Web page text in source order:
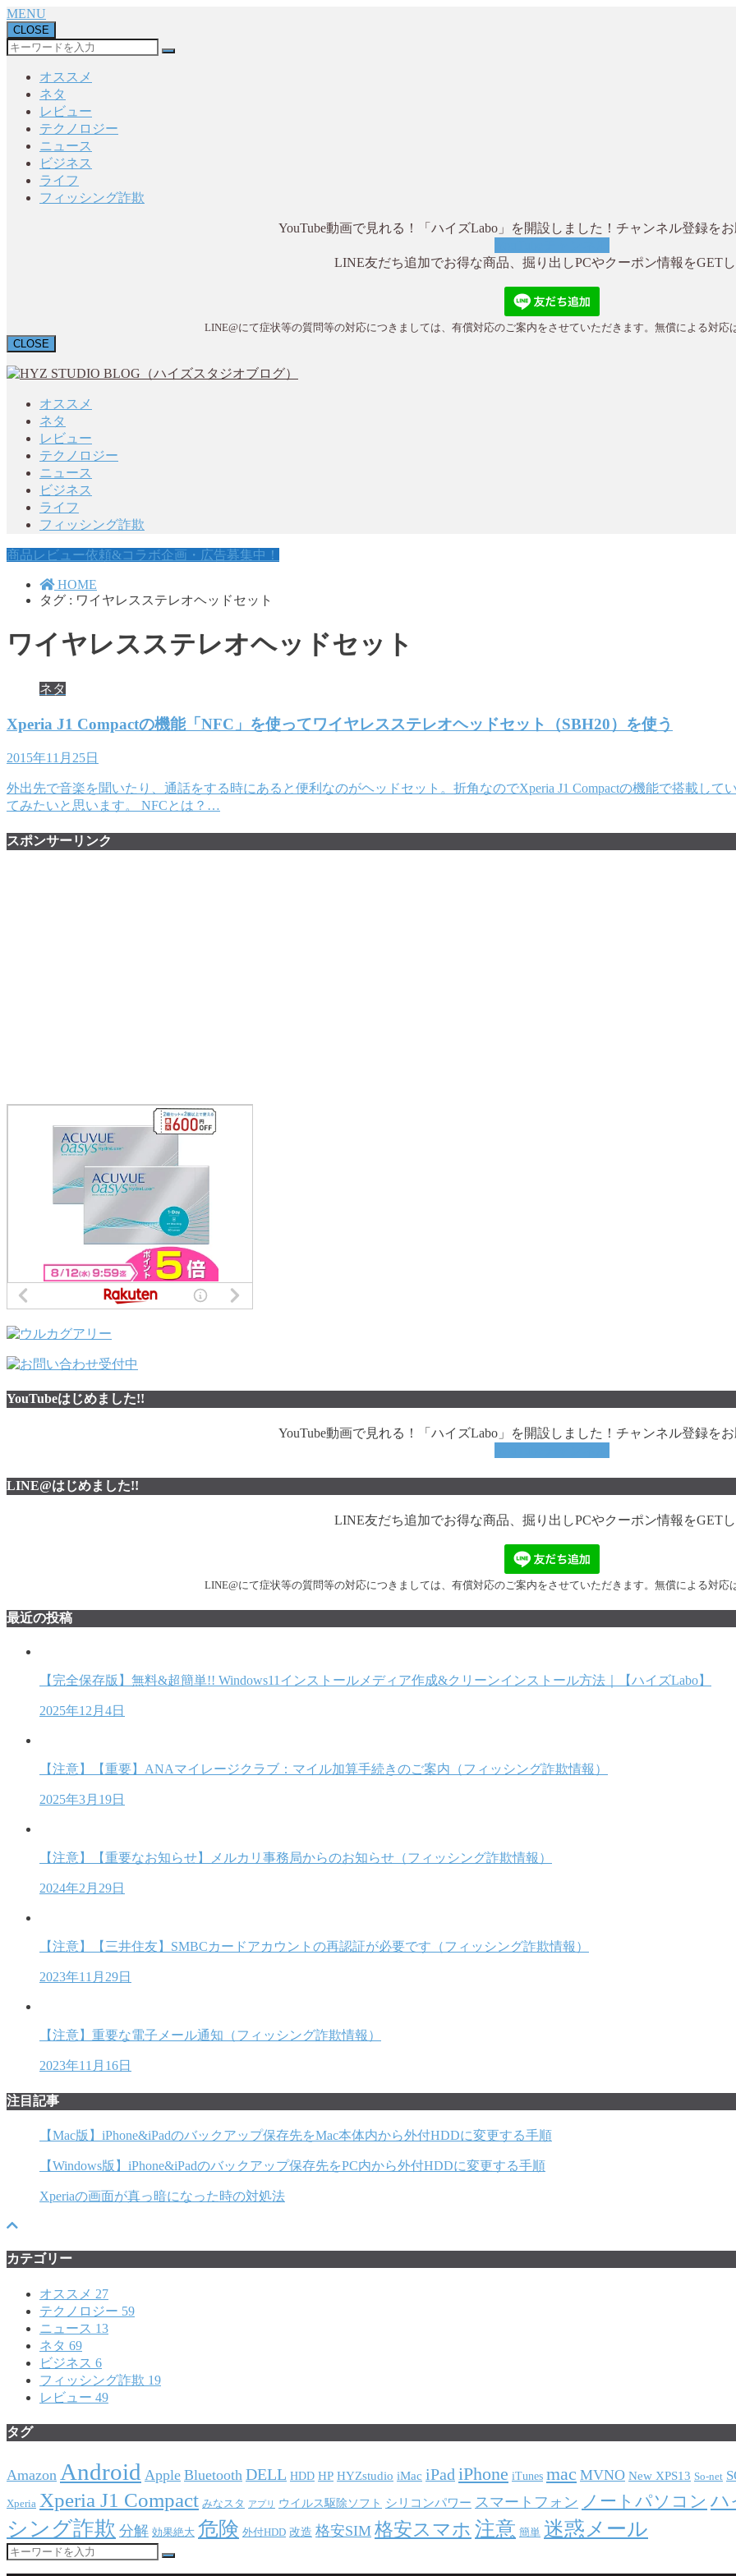
MENU
CLOSE
オススメ
ネタ
レビュー
テクノロジー
ニュース
ビジネス
ライフ
フィッシング詐欺
YouTube動画で見れる！「ハイズLabo」を開設しました！チャンネル登録をお
LINE友だち追加でお得な商品、掘り出しPCやクーポン情報をGET
LINE@にて症状等の質問等の対応につきましては、有償対応のご案内をさせていただきます。無償による対応
CLOSE
オススメ
ネタ
レビュー
テクノロジー
ニュース
ビジネス
ライフ
フィッシング詐欺
商品レビュー依頼&コラボ企画・広告募集中！
HOME
タグ : ワイヤレスステレオヘッドセット
ワイヤレスステレオヘッドセット
ネタ
Xperia J1 Compactの機能「NFC」を使ってワイヤレスステレオヘッドセット（SBH20）を使う
2015年11月25日
外出先で音楽を聞いたり、通話をする時にあると便利なのがヘッドセット。折角なのでXperia J1 Compactの機能で搭載し
てみたいと思います。 NFCとは？…
スポンサーリンク
YouTubeはじめました!!
YouTube動画で見れる！「ハイズLabo」を開設しました！チャンネル登録をお
LINE@はじめました!!
LINE友だち追加でお得な商品、掘り出しPCやクーポン情報をGET
LINE@にて症状等の質問等の対応につきましては、有償対応のご案内をさせていただきます。無償による対応
最近の投稿
【完全保存版】無料&超簡単!! Windows11インストールメディア作成&クリーンインストール方法｜【ハイズLabo】
2025年12月4日
【注意】【重要】ANAマイレージクラブ：マイル加算手続きのご案内（フィッシング詐欺情報）
2025年3月19日
【注意】【重要なお知らせ】メルカリ事務局からのお知らせ（フィッシング詐欺情報）
2024年2月29日
【注意】【三井住友】SMBCカードアカウントの再認証が必要です（フィッシング詐欺情報）
2023年11月29日
【注意】重要な電子メール通知（フィッシング詐欺情報）
2023年11月16日
注目記事
【Mac版】iPhone&iPadのバックアップ保存先をMac本体内から外付HDDに変更する手順
【Windows版】iPhone&iPadのバックアップ保存先をPC内から外付HDDに変更する手順
Xperiaの画面が真っ暗になった時の対処法
カテゴリー
オススメ 27
テクノロジー 59
ニュース 13
ネタ 69
ビジネス 6
フィッシング詐欺 19
レビュー 49
タグ
Amazon Android Apple Bluetooth DELL HDD HP HYZstudio iMac iPad iPhone iTunes mac MVNO New XPS13 So-net
Xperia Xperia J1 Compact みなスタ アプリ ウイルス駆除ソフト シリコンパワー スマートフォン ノートパソコン ハ
シング詐欺 分解 効果絶大 危険 外付HDD 改造 格安SIM 格安スマホ 注意 簡単 迷惑メール